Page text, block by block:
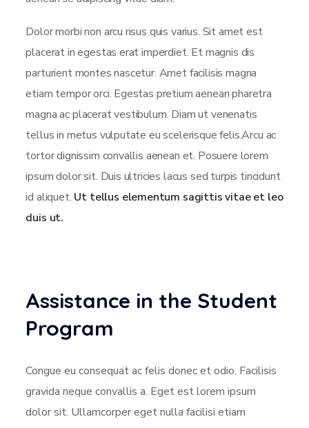
Dolor morbi non arcu risus quis varius. Sit amet est
placerat in egestas erat imperdiet. Et magnis dis
parturient montes nascetur. Amet facilisis magna
etiam tempor orci. Egestas pretium aenean pharetra
magna ac placerat vestibulum. Diam ut venenatis
tellus in metus vulputate eu scelerisque felis.Arcu ac
tortor dignissim convallis aenean et. Posuere lorem
ipsum dolor sit. Duis ultricies lacus sed turpis tincidunt
id aliquet. Ut tellus elementum sagittis vitae et leo
duis ut.
Assistance in the Student
Program
Congue eu consequat ac felis donec et odio. Facilisis
gravida neque convallis a. Eget est lorem ipsum
dolor sit. Ullamcorper eget nulla facilisi etiam